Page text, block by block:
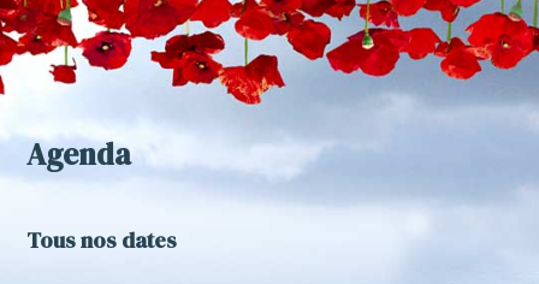
Agenda
Tous nos dates